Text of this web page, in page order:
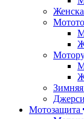
Джерси
Мотозащита